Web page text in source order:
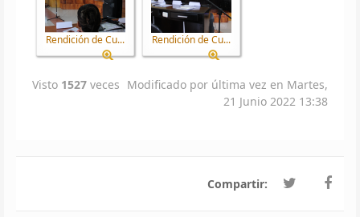
Rendición de Cu... Rendición de Cu...
Visto 1527 veces Modificado por última vez en Martes,
21 Junio 2022 13:38
Compartir: